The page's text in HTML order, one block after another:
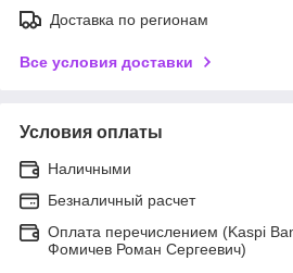
Доставка по регионам
Все условия доставки
Условия оплаты
Наличными
Безналичный расчет
Оплата перечислением (Kaspi
Фомичев Роман Сергеевич)